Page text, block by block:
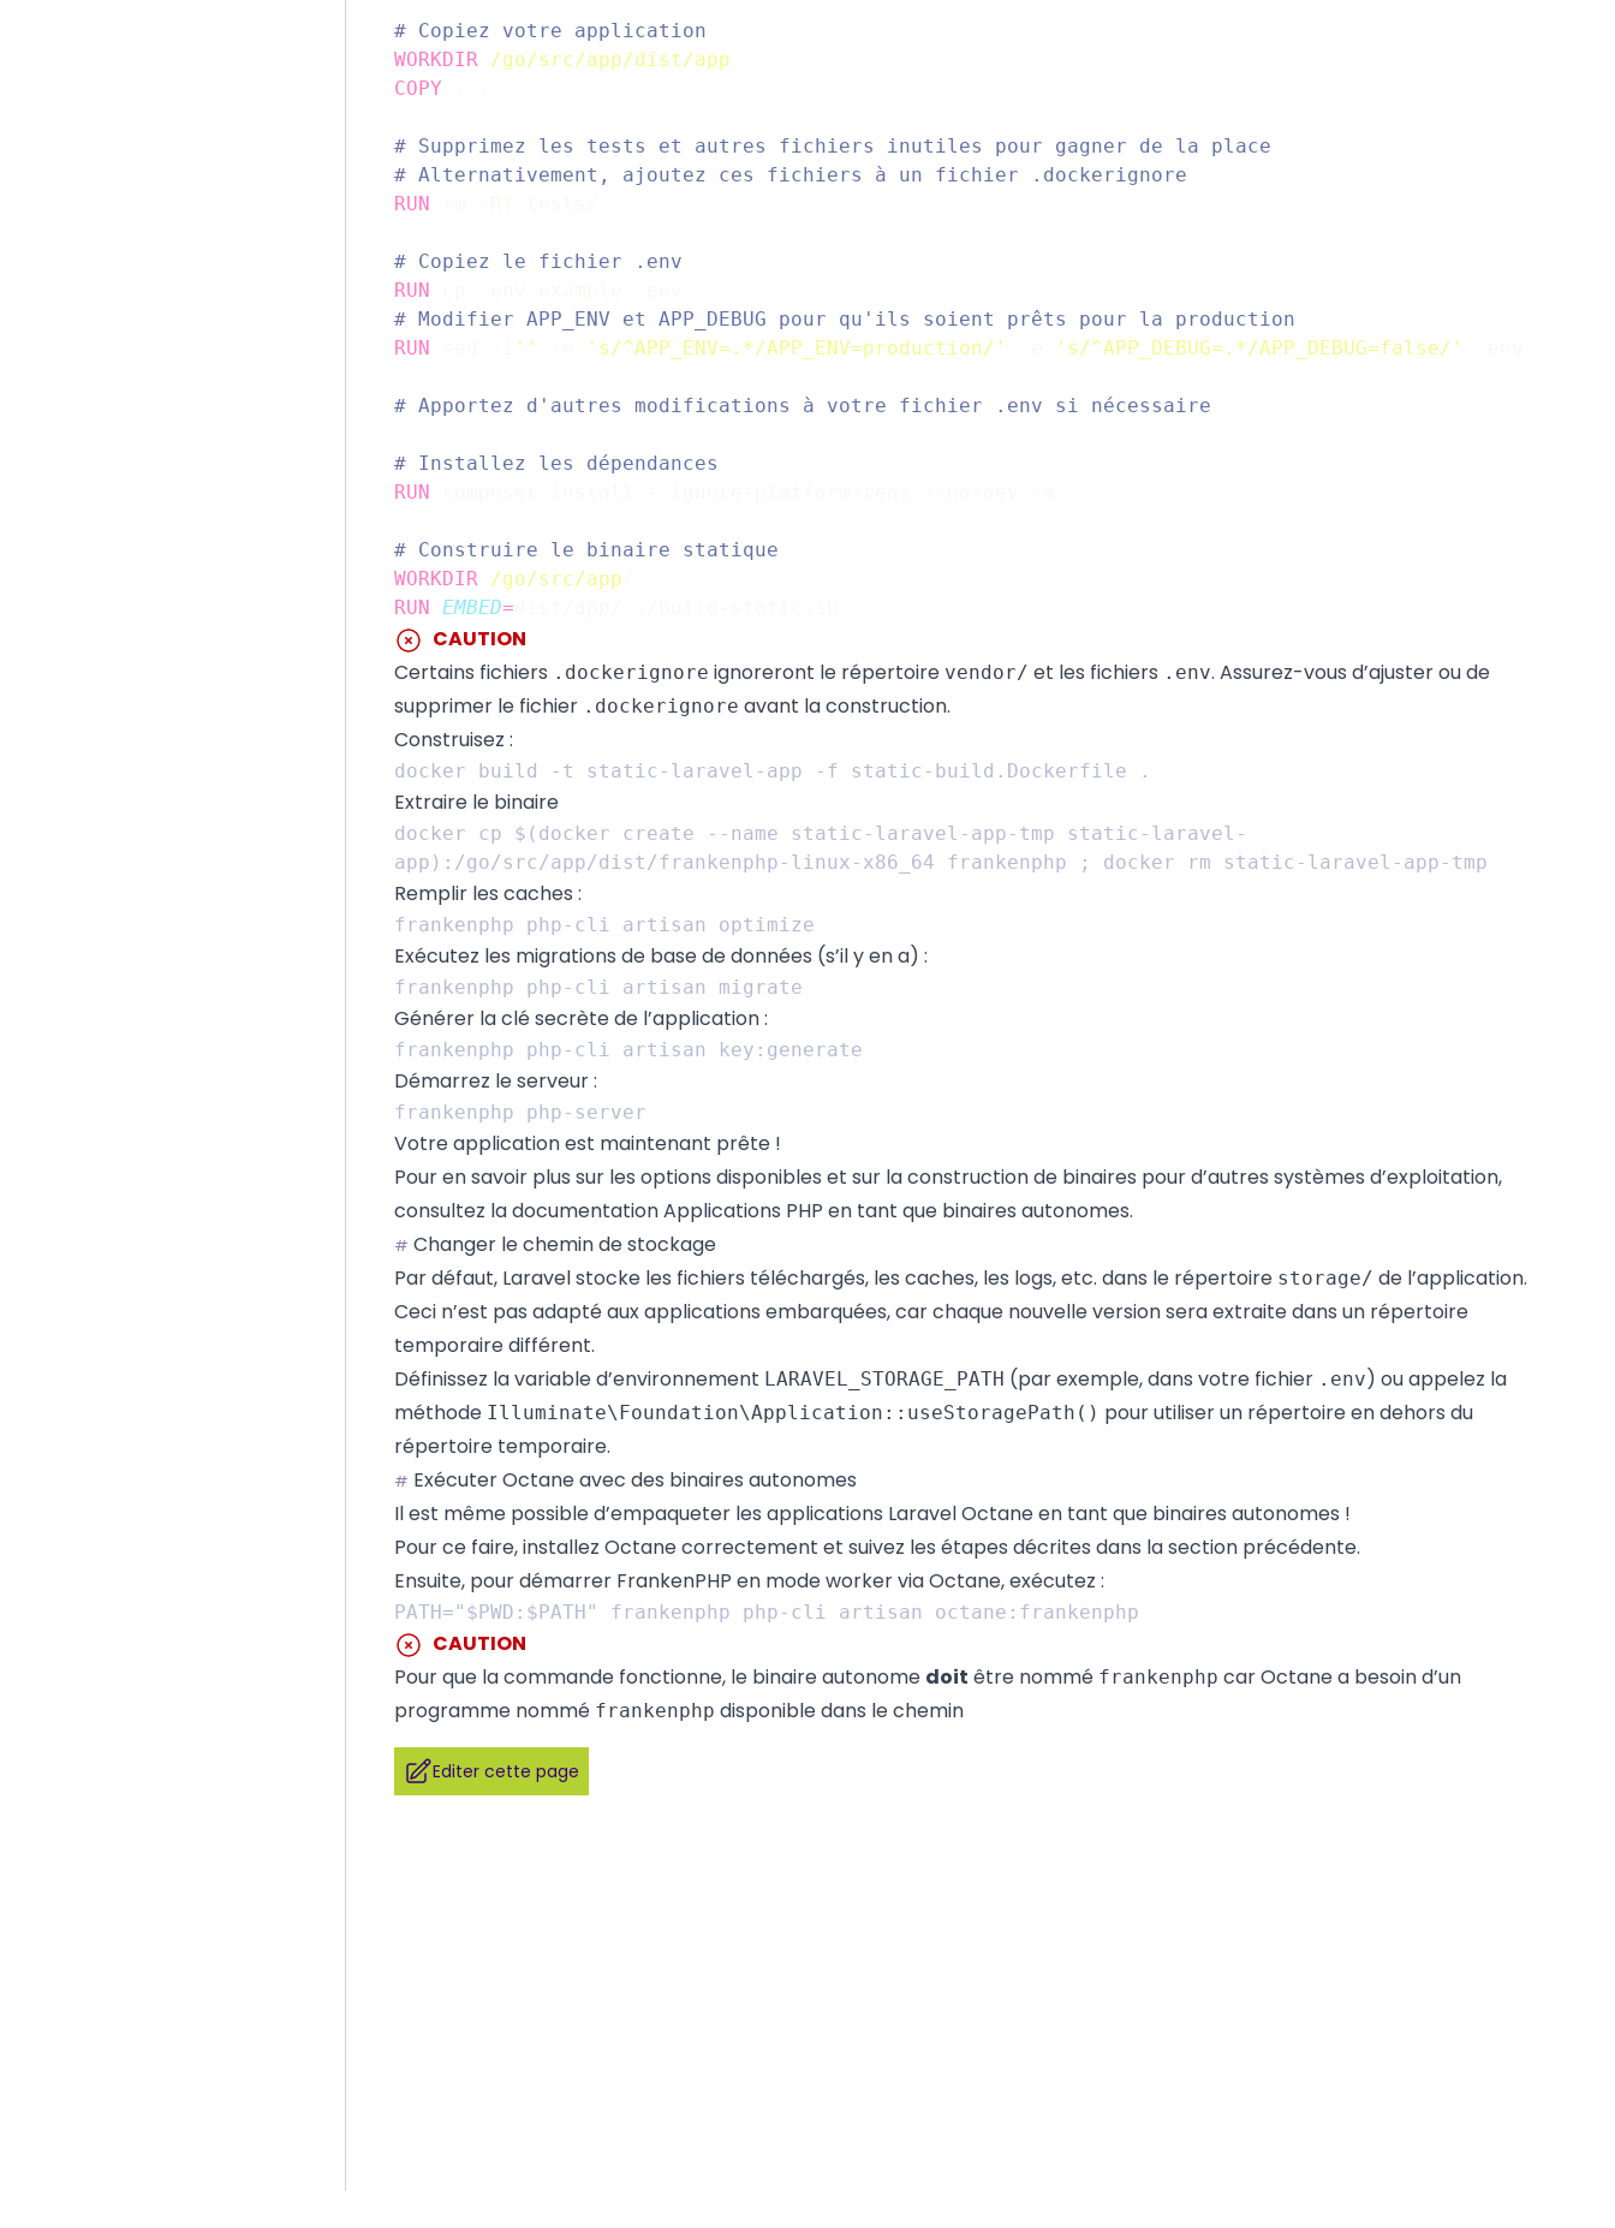
# Copiez votre application
WORKDIR /go/src/app/dist/app
COPY
# Supprimez les tests et autres fichiers inutiles pour gagner de la place
# Alternativement, ajoutez ces fichiers à un fichier .dockerignore
RUN
# Copiez le fichier .env
RUN
# Modifier APP_ENV et APP_DEBUG pour qu'ils soient prêts pour la production
RUN
'' 's/^APP_ENV=.*/APP_ENV=production/' 's/^APP_DEBUG=.*/APP_DEBUG=false/'
# Apportez d'autres modifications à votre fichier .env si nécessaire
# Installez les dépendances
RUN
# Construire le binaire statique
WORKDIR /go/src/app
RUN EMBED=
CAUTION
Certains fichiers .dockerignore ignoreront le répertoire vendor/ et les fichiers .env. Assurez-vous d’ajuster ou de
supprimer le fichier .dockerignore avant la construction.
Construisez :
Extraire le binaire
docker cp $(docker create --name static-laravel-app-tmp static-laravel-
Remplir les caches :
Exécutez les migrations de base de données (s’il y en a) :
Générer la clé secrète de l’application :
Démarrez le serveur :
Votre application est maintenant prête !
Pour en savoir plus sur les options disponibles et sur la construction de binaires pour d’autres systèmes d’exploitation,
consultez la documentationApplications PHP en tant que binaires autonomes.
# Changer le chemin de stockage
Par défaut, Laravel stocke les fichiers téléchargés, les caches, les logs, etc. dans le répertoire storage/ de l’application.
Ceci n’est pas adapté aux applications embarquées, car chaque nouvelle version sera extraite dans un répertoire
temporaire différent.
Définissez la variable d’environnement LARAVEL_STORAGE_PATH (par exemple, dans votre fichier .env) ou appelez la
méthode Illuminate\Foundation\Application::useStoragePath() pour utiliser un répertoire en dehors du
répertoire temporaire.
# Exécuter Octane avec des binaires autonomes
Il est même possible d’empaqueter les applications Laravel Octane en tant que binaires autonomes !
Pour ce faire,installez Octane correctement et suivez les étapes décrites dans la section précédente.
Ensuite, pour démarrer FrankenPHP en mode worker via Octane, exécutez :
CAUTION
Pour que la commande fonctionne, le binaire autonome doit être nommé frankenphp car Octane a besoin d’un
programme nommé frankenphp disponible dans le chemin
Editer cette page